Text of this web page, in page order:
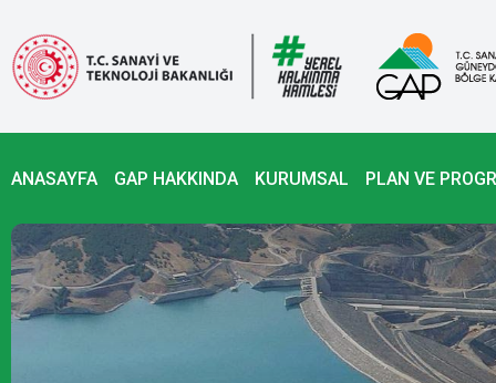
ANASAYFA GAP HAKKINDA KURUMSAL PLAN VE